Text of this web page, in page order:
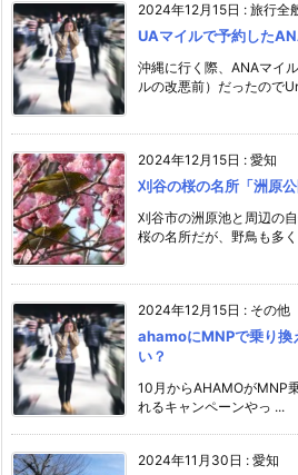
2024年12月15日 : 旅行全
UAマイルで予約した
沖縄に行く際、ANAマイ
ルの改悪前）だったので
2024年12月15日 : 愛知
刈谷の桜の名所「洲原
刈谷市の洲原池と周辺の
桜の名所だが、野鳥も多
2024年12月15日 : その他
ahamoにMNPで乗り
い？
10月からAHAMOがMNP
れるキャンペーンやっ ...
2024年11月30日 : 愛知